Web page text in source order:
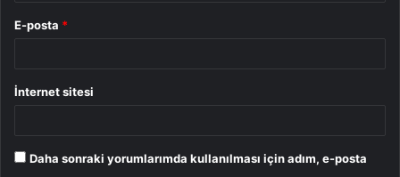
E-posta *
İnternet sitesi
Daha sonraki yorumlarımda kullanılması için adım, e-posta